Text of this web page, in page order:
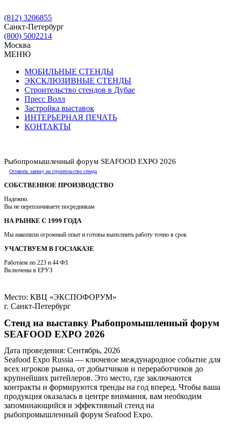
(812) 3206855
Санкт-Петербург
(800) 5002214
Москва
МЕНЮ
МОБИЛЬНЫЕ СТЕНДЫ
ЭКСКЛЮЗИВНЫЕ СТЕНДЫ
Строительство стендов в Дубае
Пресс Волл
Застройка выставок
ИНТЕРЬЕРНАЯ ПЕЧАТЬ
КОНТАКТЫ
Рыбопромышленный форум SEAFOOD EXPO 2026
Оставить заявку на строительство стенда
СОБСТВЕННОЕ ПРОИЗВОДСТВО
Надежно.
Вы не переплачиваете посредникам
НА РЫНКЕ С 1999 ГОДА
Мы накопили огромный опыт и готовы выполнить работу точно в срок
УЧАСТВУЕМ В ГОСЗАКАЗЕ
Работаем по 223 и 44 ФЗ.
Включены в ЕРУЗ
Место: КВЦ «ЭКСПОФОРУМ»
г. Санкт-Петербург
Стенд на выставку Рыбопромышленный форум
SEAFOOD EXPO 2026
Дата проведения: Сентябрь, 2026
Seafood Expo Russia — ключевое международное событие для
всех игроков рынка, от добытчиков и переработчиков до
крупнейших ритейлеров. Это место, где заключаются
контракты и формируются тренды на год вперед. Чтобы ваша
продукция оказалась в центре внимания, вам необходим
запоминающийся и эффективный стенд на
рыбопромышленный форум Seafood Expo.